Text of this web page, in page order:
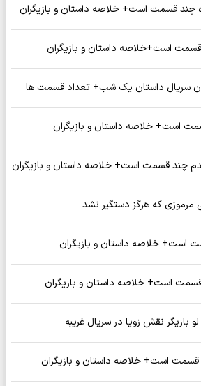
چند قسمت است+ خلاصه داستان و بازیگران
قسمت است+خلاصه داستان و بازیگران
سریال داستان یک شب+ تعداد قسمت ها
است+ خلاصه داستان و بازیگران
چند قسمت است+ خلاصه داستان و بازیگران
که هرگز دستگیر نشد
است+ خلاصه داستان و بازیگران
قسمت است+ خلاصه داستان و بازیگران
بازیگر نقش زویا در سریال غریبه
قسمت است+ خلاصه داستان و بازیگران